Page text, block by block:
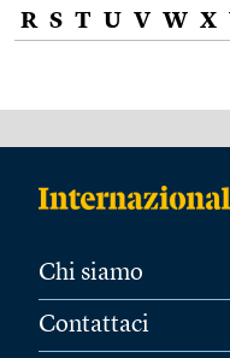
R S T U V W X
Chi siamo
Contattaci